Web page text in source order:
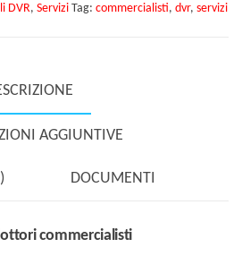
DVR, Servizi Tag: commercialisti, dvr, servizi
AGGIUNTIVE
DOCUMENTI
commercialisti